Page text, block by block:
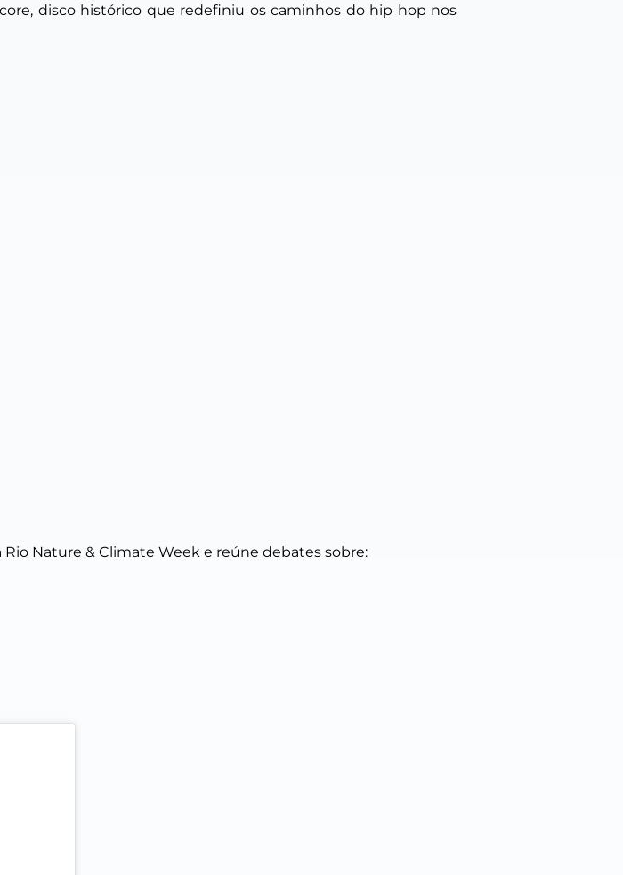
disco histórico que redefiniu os caminhos do hip hop nos
Nature & Climate Week e reúne debates sobre: